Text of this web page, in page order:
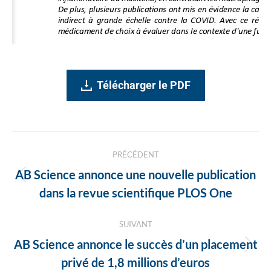
Télécharger le PDF
des
articles
PRÉCÉDENT
Article
précédent
AB Science annonce une nouvelle publication
dans la revue scientifique PLOS One
SUIVANT
Article
suivant
AB Science annonce le succès d’un placement
privé de 1,8 millions d’euros